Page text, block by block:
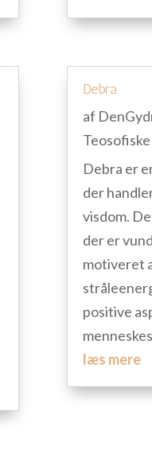
Debra
af
Debra er
der
visdom.
der er
motiveret
positive
læs mere